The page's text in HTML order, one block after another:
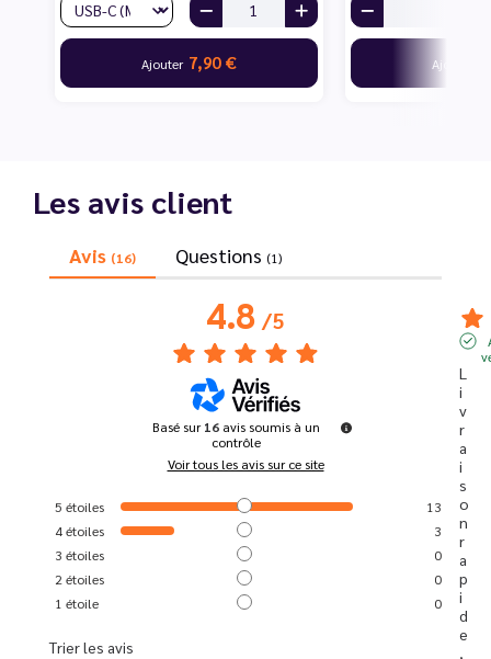
Ajouter 7,90 € Ajouter
Les avis client
Avis (16) Questions (1)
4.8/5
Basé sur16 avis soumis à un
contrôle
Voir tous les avis sur ce site
5 étoiles
13
4étoiles
3
3 étoiles
0
2 étoiles
0
1 étoile 0
Trier les avis
L
i
v
r
a
i
s
o
n
r
a
p
i
d
e